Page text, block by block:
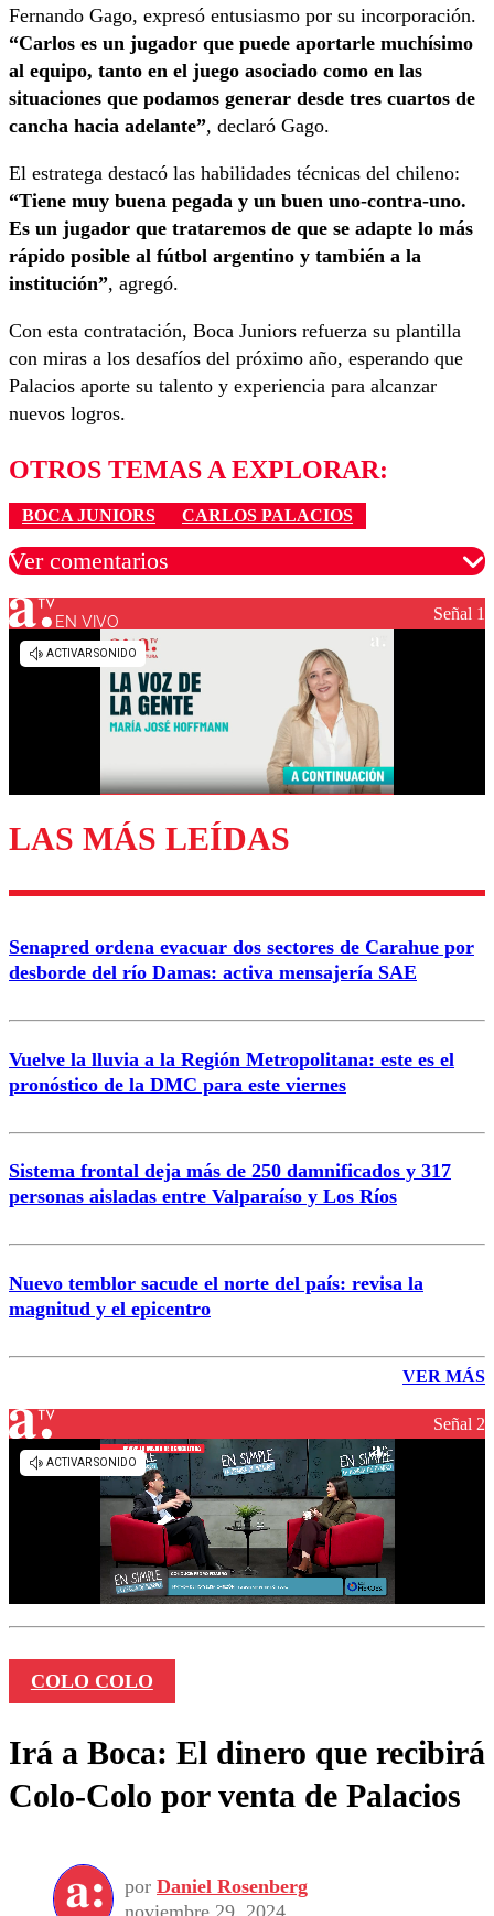
Fernando Gago, expresó entusiasmo por su incorporación.
“Carlos es un jugador que puede aportarle muchísimo
al equipo, tanto en el juego asociado como en las
situaciones que podamos generar desde tres cuartos de
cancha hacia adelante”, declaró Gago.
El estratega destacó las habilidades técnicas del chileno:
“Tiene muy buena pegada y un buen uno-contra-uno.
Es un jugador que trataremos de que se adapte lo más
rápido posible al fútbol argentino y también a la
institución”, agregó.
Con esta contratación, Boca Juniors refuerza su plantilla
con miras a los desafíos del próximo año, esperando que
Palacios aporte su talento y experiencia para alcanzar
nuevos logros.
OTROS TEMAS A EXPLORAR:
BOCA JUNIORS CARLOS PALACIOS
Ver comentarios
Los comentarios son moderados para garantizar un
diálogo respetuoso.
Enviar comentario
EN VIVO Señal 1
LAS MÁS LEÍDAS
Senapred ordena evacuar dos sectores de Carahue por
desborde del río Damas: activa mensajería SAE
Vuelve la lluvia a la Región Metropolitana: este es el
pronóstico de la DMC para este viernes
Sistema frontal deja más de 250 damnificados y 317
personas aisladas entre Valparaíso y Los Ríos
Nuevo temblor sacude el norte del país: revisa la
magnitud y el epicentro
VER MÁS
Señal 2
COLO COLO
Irá a Boca: El dinero que recibirá
Colo-Colo por venta de Palacios
por Daniel Rosenberg
noviembre 29, 2024